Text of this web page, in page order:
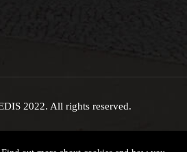
2022. All rights reserved.